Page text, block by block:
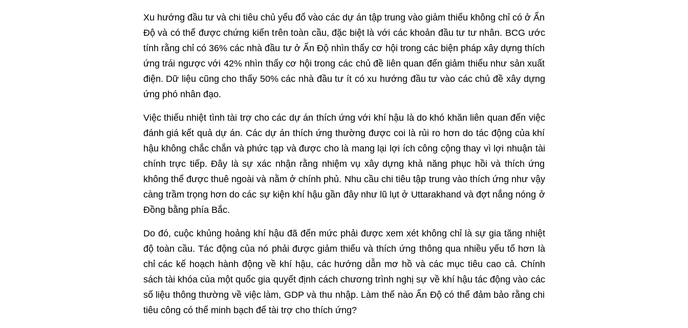
Xu hướng đầu tư và chi tiêu chủ yếu đổ vào các dự án tập trung vào giảm thiểu không chỉ có ở Ấn
Độ và có thể được chứng kiến ​​trên toàn cầu, đặc biệt là với các khoản đầu tư tư nhân. BCG ước
tính rằng chỉ có 36% các nhà đầu tư ở Ấn Độ nhìn thấy cơ hội trong các biện pháp xây dựng thích
ứng trái ngược với 42% nhìn thấy cơ hội trong các chủ đề liên quan đến giảm thiểu như sản xuất
điện. Dữ liệu cũng cho thấy 50% các nhà đầu tư ít có xu hướng đầu tư vào các chủ đề xây dựng
ứng phó nhân đạo.
Việc thiếu nhiệt tình tài trợ cho các dự án thích ứng với khí hậu là do khó khăn liên quan đến việc
đánh giá kết quả dự án. Các dự án thích ứng thường được coi là rủi ro hơn do tác động của khí
hậu không chắc chắn và phức tạp và được cho là mang lại lợi ích công cộng thay vì lợi nhuận tài
chính trực tiếp. Đây là sự xác nhận rằng nhiệm vụ xây dựng khả năng phục hồi và thích ứng
không thể được thuê ngoài và nằm ở chính phủ. Nhu cầu chi tiêu tập trung vào thích ứng như vậy
càng trầm trọng hơn do các sự kiện khí hậu gần đây như lũ lụt ở Uttarakhand và đợt nắng nóng ở
Đồng bằng phía Bắc.
Do đó, cuộc khủng hoảng khí hậu đã đến mức phải được xem xét không chỉ là sự gia tăng nhiệt
độ toàn cầu. Tác động của nó phải được giảm thiểu và thích ứng thông qua nhiều yếu tố hơn là
chỉ các kế hoạch hành động về khí hậu, các hướng dẫn mơ hồ và các mục tiêu cao cả. Chính
sách tài khóa của một quốc gia quyết định cách chương trình nghị sự về khí hậu tác động vào các
số liệu thông thường về việc làm, GDP và thu nhập. Làm thế nào Ấn Độ có thể đảm bảo rằng chi
tiêu công có thể minh bạch để tài trợ cho thích ứng?